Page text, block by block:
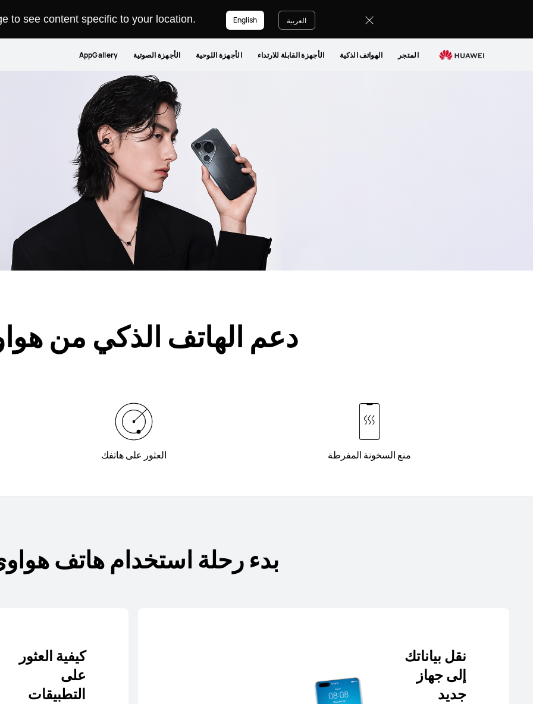
to see content specific to your location. العربية English
المتجر الهواتف الذكية الأجهزة القابلة للارتداء الأجهزة اللوحية الأجهزة الصوتية AppGallery
دعم الهاتف الذكي من
منع السخونة المفرطة العثور على هاتفك
بدء رحلة استخدام هاتف
نقل بياناتك
إلى جهاز
جديد
كيفية العثور
على
التطبيقات